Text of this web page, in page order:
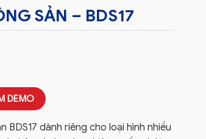
SẢN – BDS17
DEMO
dành riêng cho loại hình nhiều